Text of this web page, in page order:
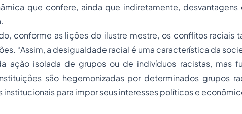
que confere, ainda que indiretamente,
conforme as lições do ilustre mestre, os conflitos raciais
“Assim, a desigualdade racial é uma característica da
ação isolada de grupos ou de indivíduos racistas, mas
são hegemonizadas por determinados grupos
institucionais para impor seus interesses políticos e